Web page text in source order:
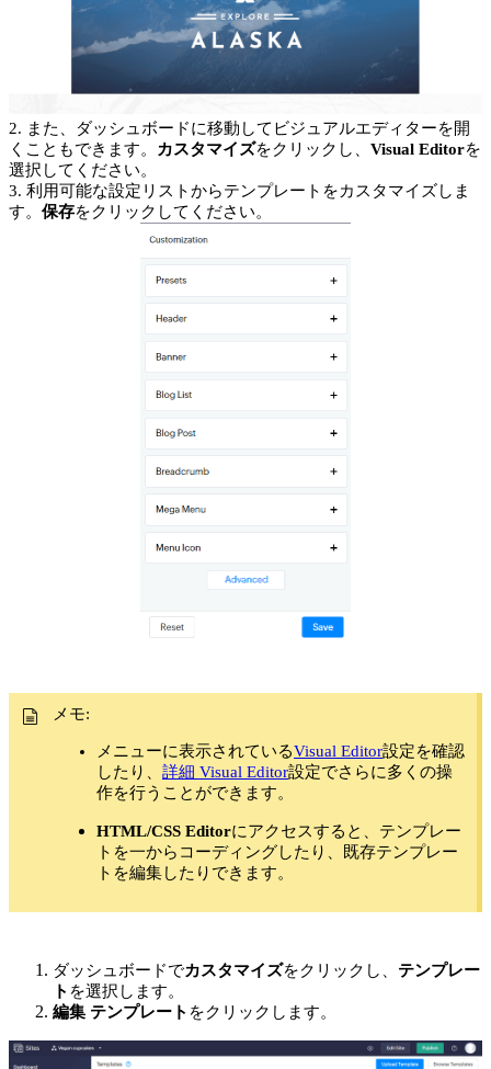
2. また、ダッシュボードに移動してビジュアルエディターを開
くこともできます。
カスタマイズをクリックし、 Visual Editorを
選択してください。
3. 利用可能な設定リストからテンプレートをカスタマイズしま
す。 保存をクリックしてください。
メモ:
メニューに表示されているVisual Editor設定を確認
したり、 詳細 Visual Editor設定でさらに多くの操
作を行うことができます。
HTML/CSS Editorにアクセスすると、テンプレー
トを一からコーディングしたり、既存テンプレー
トを編集したりできます。
ダッシュボードでカスタマイズをクリックし、 テンプレー
ト を選択します。
編集 テンプレート をクリックします。